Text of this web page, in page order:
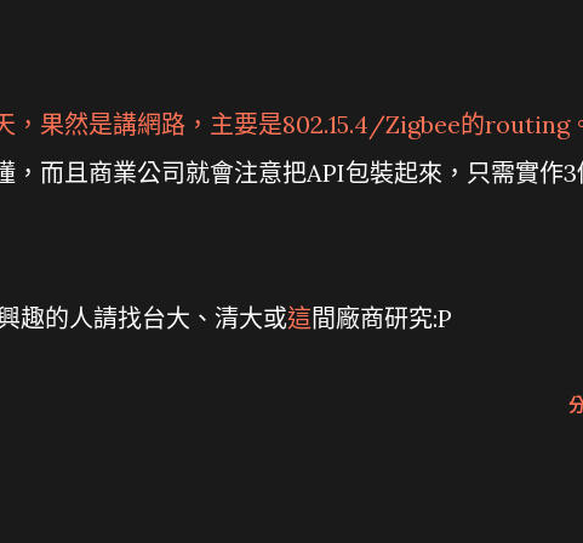
，果然是講網路，主要是802.15.4/Zigbee的routing
，而且商業公司就會注意把API包裝起來，只需實作3
趣的人請找台大、清大或這間廠商研究:P